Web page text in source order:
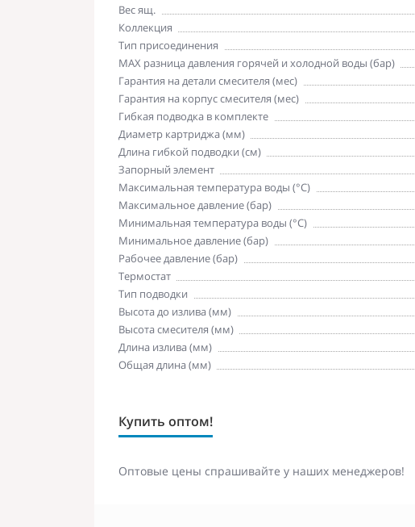
Вес ящ.
Коллекция
Тип присоединения
MAX разница давления горячей и холодной воды (бар)
Гарантия на детали смесителя (мес)
Гарантия на корпус смесителя (мес)
Гибкая подводка в комплекте
Диаметр картриджа (мм)
Длина гибкой подводки (см)
Запорный элемент
Максимальная температура воды (°C)
Максимальное давление (бар)
Минимальная температура воды (°C)
Минимальное давление (бар)
Рабочее давление (бар)
Термостат
Тип подводки
Высота до излива (мм)
Высота смесителя (мм)
Длина излива (мм)
Общая длина (мм)
Купить оптом!
Оптовые цены спрашивайте у наших менеджеров!